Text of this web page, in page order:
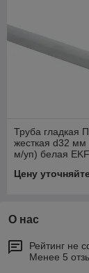
Труба гладкая
жесткая d32
м/уп) белая
Цену
О нас
Рейтинг не
Менее 5